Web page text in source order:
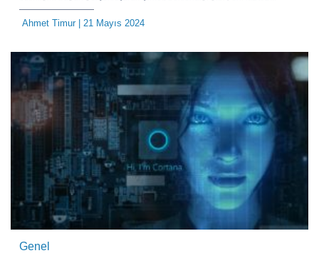
Ahmet Timur| 21 Mayıs 2024
Genel